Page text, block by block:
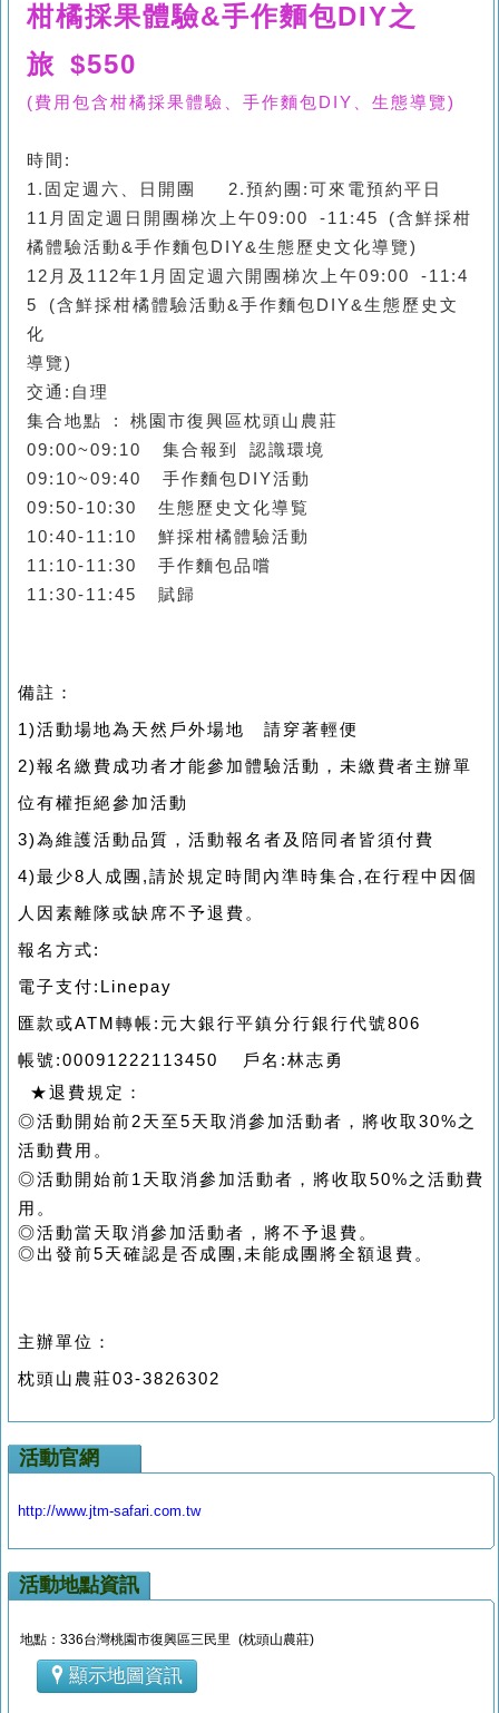
柑橘採果體驗&手作麵包DIY之
旅 $550
(費用包含柑橘採果體驗、手作麵包DIY、生態導覽)
時間:
1.固定週六、日開團 2.預約團:可來電預約平日
11月固定週日開團梯次上午09:00 -11:45 (含鮮採柑
橘體驗活動&手作麵包DIY&生態歷史文化導覽)
12月及112年1月固定週六開團梯次上午09:00 -11:4
5 (含鮮採柑橘體驗活動&手作麵包DIY&生態歷史文
化
導覽)
交通:自理
集合地點 : 桃園市復興區枕頭山農莊
09:00~09:10集合報到 認識環境
09:10~09:40手作麵包DIY活動
09:50-10:30 生態歷史文化導覧
10:40-11:10 鮮採柑橘體驗活動
11:10-11:30手作麵包品嚐
11:30-11:45 賦歸
備註：
1)活動場地為天然戶外場地 請穿著輕便
2)報名繳費成功者才能參加體驗活動，未繳費者主辦單
位有權拒絕參加活動
3)為維護活動品質，活動報名者及陪同者皆須付費
4)最少8人成團,請於規定時間內準時集合,在行程中因個
人因素離隊或缺席不予退費。
報名方式:
電子支付:Linepay
匯款或ATM轉帳:元大銀行平鎮分行銀行代號806
帳號:00091222113450 戶名:林志勇
★退費規定：
◎活動開始前2天至5天取消參加活動者，將收取30%之
活動費用。
◎活動開始前1 天取消參加活動者，將收取50%之活動費
用。
◎活動當天取消參加活動者，將不予退費 。
◎出發前5天確認是否成團,未能成團將全額退 費 。
主辦單位：
枕頭山農莊03-3826302
活動官網
http://www.jtm-safari.com.tw
活動地點資訊
地點：336台灣桃園市復興區三民里 (枕頭山農莊)
顯示地圖資訊